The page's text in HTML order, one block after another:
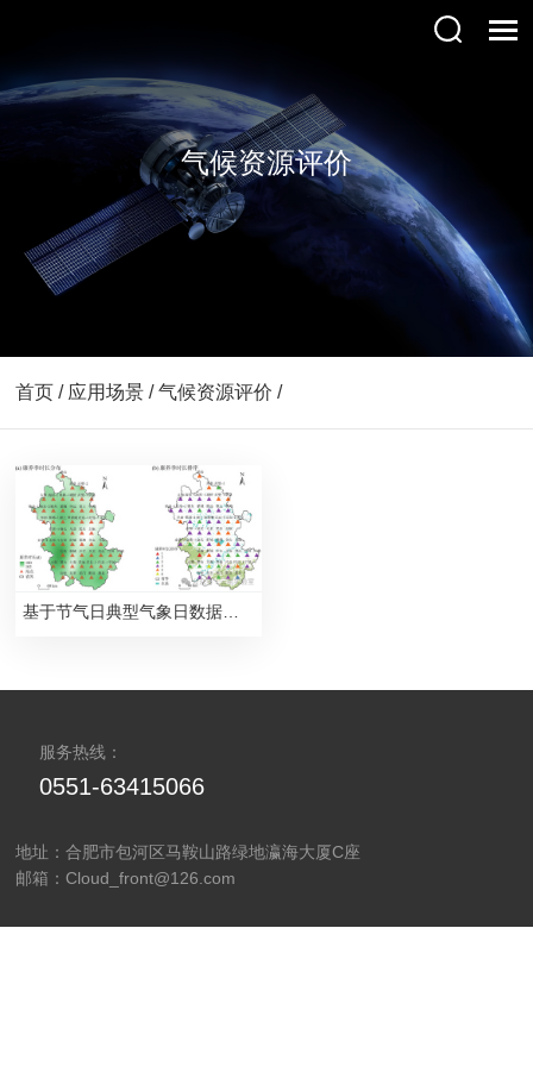
气候资源评价
首页 / 应用场景 / 气候资源评价 /
服务热线：
0551-63415066
地址：合肥市包河区马鞍山路绿地瀛海大厦C座
邮箱：Cloud_front@126.com